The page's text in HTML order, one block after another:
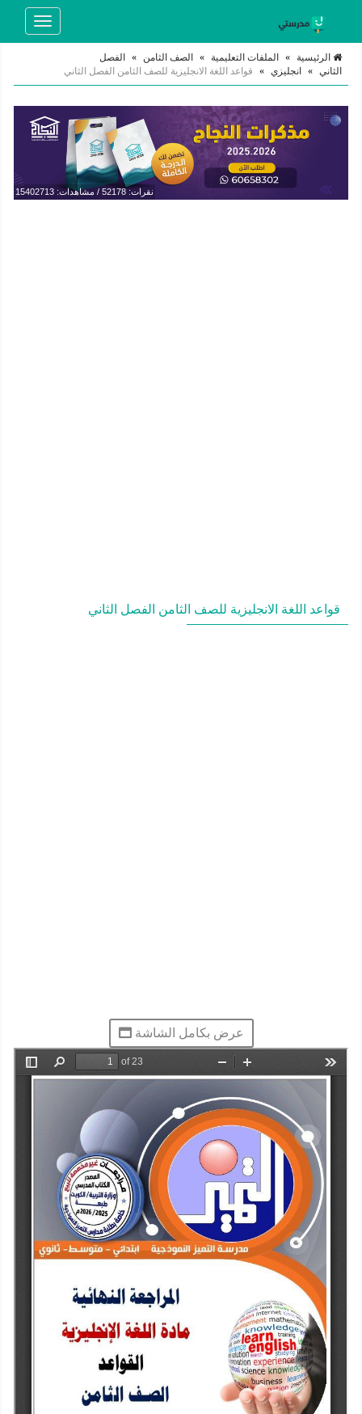
Toggle
الرئيسية » الملفات التعليمية » الصف الثامن »
الفصل
الثاني » انجليزي » قواعد اللغة الانجليزية للصف الثامن الفصل الثاني
نقرات: 52178 / مشاهدات: 15402713
قواعد اللغة الانجليزية للصف الثامن الفصل الثاني
عرض بكامل الشاشة